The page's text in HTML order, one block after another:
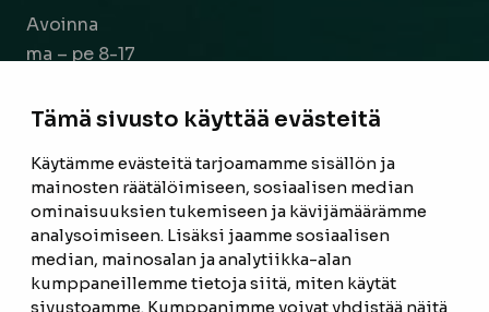
Tämä sivusto käyttää evästeitä
Käytämme evästeitä tarjoamamme sisällön ja
mainosten räätälöimiseen, sosiaalisen median
ominaisuuksien tukemiseen ja kävijämäärämme
analysoimiseen. Lisäksi jaamme sosiaalisen
median, mainosalan ja analytiikka-alan
kumppaneillemme tietoja siitä, miten käytät
sivustoamme. Kumppanimme voivat yhdistää näitä
Avoinna
ma – pe 8-17
ETUSIVU
TUOTTEET
REFERENSSIT